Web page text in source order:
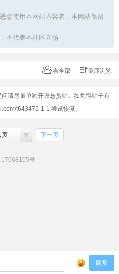
意使用本网站内容者，本网站保留
不代表本社区立场
看全部 倒序浏览
请尽量单独开设悬赏帖。如觉得帖子有
t643476-1-1 尝试恢复。
页 下一页
17068105号